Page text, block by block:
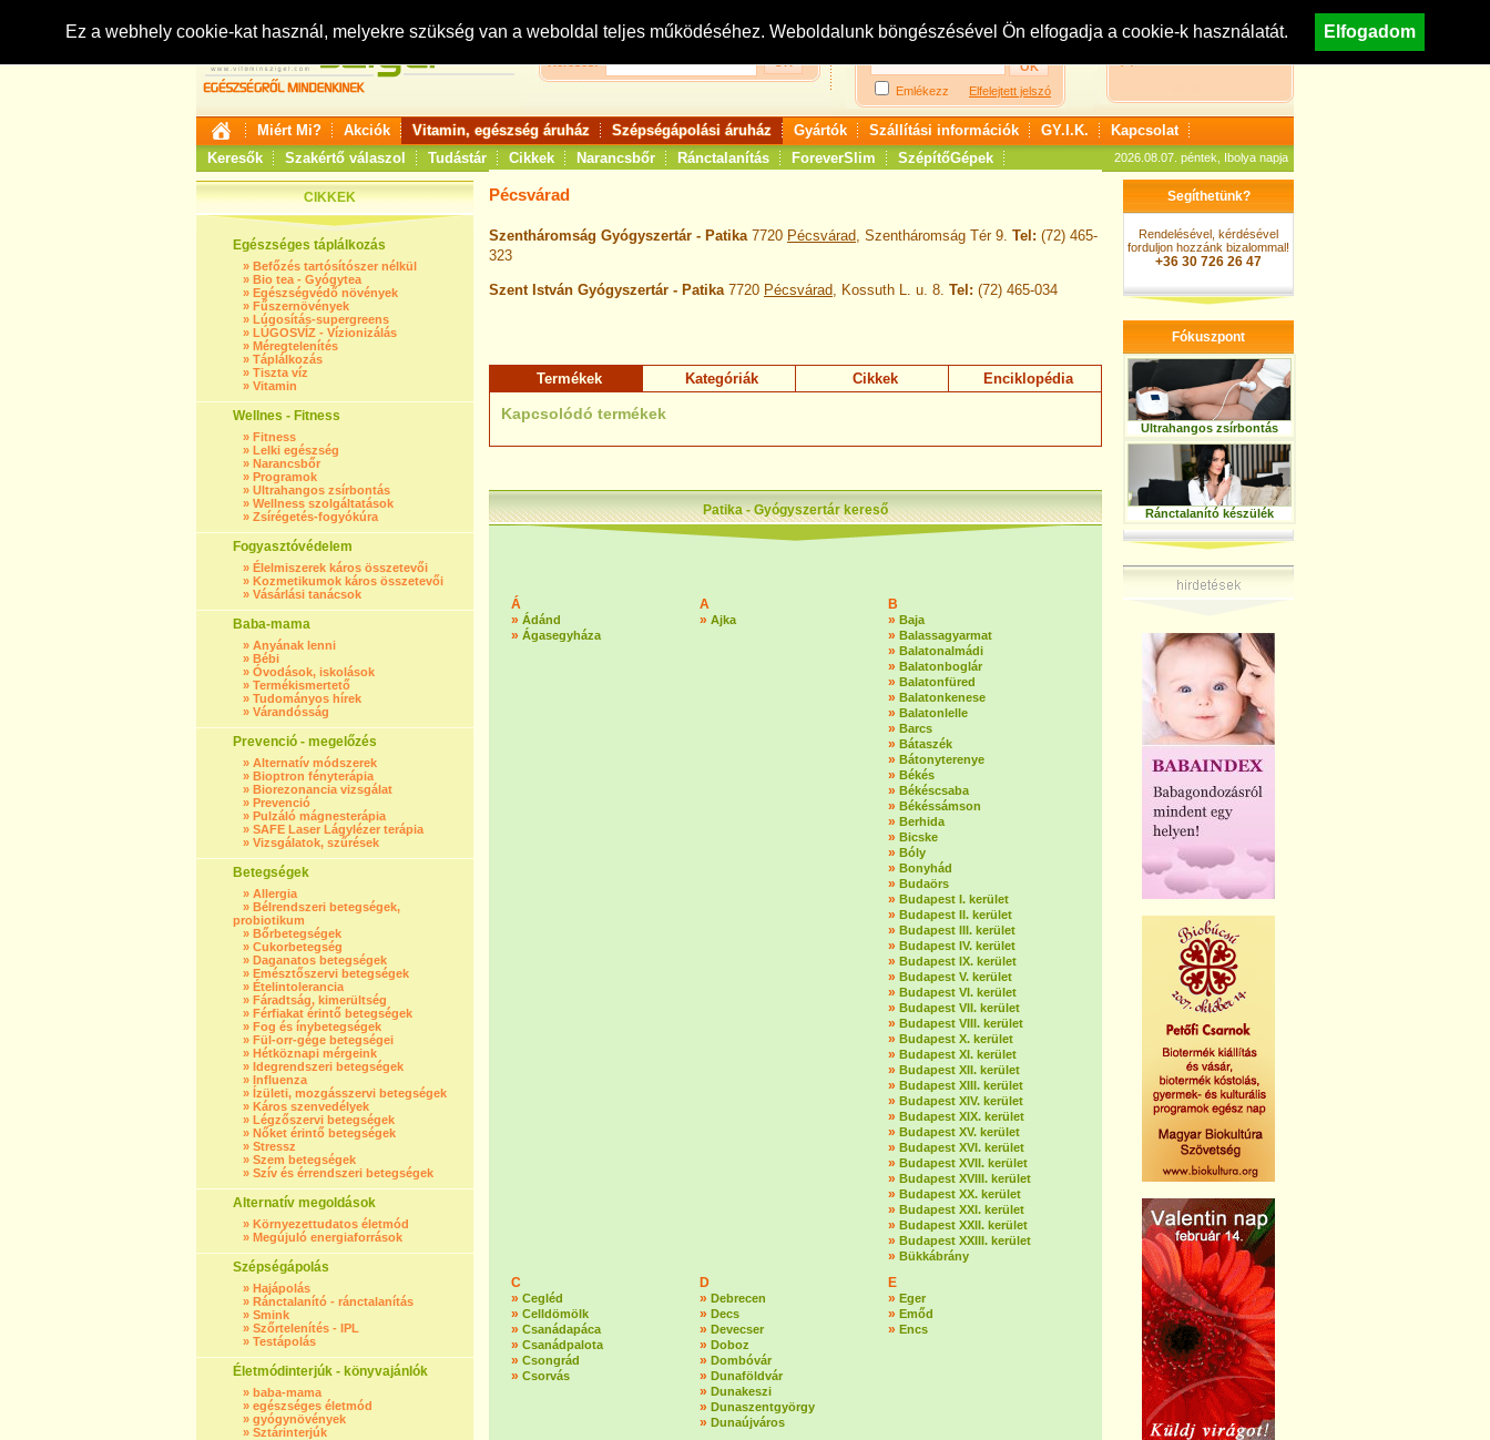
Ez a webhely cookie-kat használ, melyekre szükség van a weboldal teljes működéséhez. Weboldalunk böngészésével Ön elfogadja a cookie-k használatát. Elfogadom
Keresés:
Bejelentkezés: Regisztráció
Emlékezz Elfelejtett jelszó
Nézzen körül áruházunkban!
Miért Mi? Akciók Vitamin, egészség áruház Szépségápolási áruház Gyártók Szállítási információk GY.I.K.
Kapcsolat
Keresők
Szakértő válaszol Tudástár Cikkek Narancsbőr Ránctalanítás ForeverSlim SzépítőGépek 2026.08.07. péntek, Ibolya napja
CIKKEK
Egészséges táplálkozás
» Befőzés tartósítószer nélkül
» Bio tea - Gyógytea
» Egészségvédő növények
» Fűszernövények
» Lúgosítás-supergreens
» LÚGOSVÍZ - Vízionizálás
» Méregtelenítés
» Táplálkozás
» Tiszta víz
» Vitamin
Wellnes - Fitness
» Fitness
» Lelki egészség
» Narancsbőr
» Programok
» Ultrahangos zsírbontás
» Wellness szolgáltatások
» Zsírégetés-fogyókúra
Fogyasztóvédelem
» Élelmiszerek káros összetevői
» Kozmetikumok káros összetevői
» Vásárlási tanácsok
Baba-mama
» Anyának lenni
» Bébi
» Óvodások, iskolások
» Termékismertető
» Tudományos hírek
» Várandósság
Prevenció - megelőzés
» Alternatív módszerek
» Bioptron fényterápia
» Biorezonancia vizsgálat
» Prevenció
» Pulzáló mágnesterápia
» SAFE Laser Lágylézer terápia
» Vizsgálatok, szűrések
Betegségek
» Allergia
» Bélrendszeri betegségek,
probiotikum
» Bőrbetegségek
» Cukorbetegség
» Daganatos betegségek
» Emésztőszervi betegségek
» Ételintolerancia
» Fáradtság, kimerültség
» Férfiakat érintő betegségek
» Fog és ínybetegségek
» Fül-orr-gége betegségei
» Hétköznapi mérgeink
» Idegrendszeri betegségek
» Influenza
» Ízületi, mozgásszervi betegségek
» Káros szenvedélyek
» Légzőszervi betegségek
» Nőket érintő betegségek
» Stressz
» Szem betegségek
» Szív és érrendszeri betegségek
Alternatív megoldások
» Környezettudatos életmód
» Megújuló energiaforrások
Szépségápolás
» Hajápolás
» Ránctalanító - ránctalanítás
» Smink
» Szőrtelenítés - IPL
» Testápolás
Életmódinterjúk - könyvajánlók
» baba-mama
» egészséges életmód
» gyógynövények
» Sztárinterjúk
Pécsvárad
Szentháromság Gyógyszertár - Patika 7720 Pécsvárad, Szentháromság Tér 9. Tel: (72) 465-
323
Szent István Gyógyszertár - Patika 7720 Pécsvárad, Kossuth L. u. 8. Tel: (72) 465-034
Termékek Kategóriák Cikkek Enciklopédia
Kapcsolódó termékek
Patika - Gyógyszertár kereső
Á
» Ádánd
» Ágasegyháza
A
» Ajka
B
» Baja
» Balassagyarmat
» Balatonalmádi
» Balatonboglár
» Balatonfüred
» Balatonkenese
» Balatonlelle
» Barcs
» Bátaszék
» Bátonyterenye
» Békés
» Békéscsaba
» Békéssámson
» Berhida
» Bicske
» Bóly
» Bonyhád
» Budaörs
» Budapest I. kerület
» Budapest II. kerület
» Budapest III. kerület
» Budapest IV. kerület
» Budapest IX. kerület
» Budapest V. kerület
» Budapest VI. kerület
» Budapest VII. kerület
» Budapest VIII. kerület
» Budapest X. kerület
» Budapest XI. kerület
» Budapest XII. kerület
» Budapest XIII. kerület
» Budapest XIV. kerület
» Budapest XIX. kerület
» Budapest XV. kerület
» Budapest XVI. kerület
» Budapest XVII. kerület
» Budapest XVIII. kerület
» Budapest XX. kerület
» Budapest XXI. kerület
» Budapest XXII. kerület
» Budapest XXIII. kerület
» Bükkábrány
C
» Cegléd
» Celldömölk
» Csanádapáca
» Csanádpalota
» Csongrád
» Csorvás
D
» Debrecen
» Decs
» Devecser
» Doboz
» Dombóvár
» Dunaföldvár
» Dunakeszi
» Dunaszentgyörgy
» Dunaújváros
E
» Eger
» Emőd
» Encs
Segíthetünk?
Rendelésével, kérdésével
forduljon hozzánk bizalommal!
+36 30 726 26 47
Fókuszpont
Ultrahangos zsírbontás
Ránctalanító készülék